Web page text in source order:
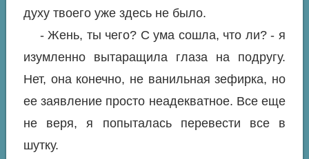
духу твоего уже здесь не было.
- Жень, ты чего? С ума сошла, что ли? - я
изумленно вытаращила глаза на подругу.
Нет, она конечно, не ванильная зефирка, но
ее заявление просто неадекватное. Все еще
не веря, я попыталась перевести все в
шутку.